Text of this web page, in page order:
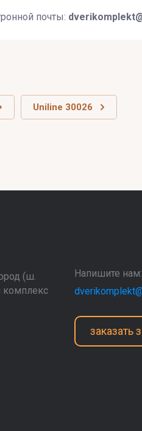
почты:
Uniline 30026
(ш.
комплекс
Напишите нам:
заказать